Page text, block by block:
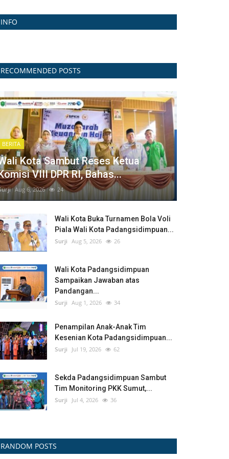
INFO
RECOMMENDED POSTS
BERITA
Kota Sambut Reses Ketua
VIII DPR RI, Bahas...
Aug 6, 2026 24
Wali Kota Buka Turnamen Bola Voli
Piala Wali Kota Padangsidimpuan...
Surji Aug 5, 2026 26
Wali Kota Padangsidimpuan
Sampaikan Jawaban atas
Pandangan...
Surji Aug 1, 2026 34
Penampilan Anak-Anak Tim
Kesenian Kota Padangsidimpuan...
Surji Jul 19, 2026 62
Sekda Padangsidimpuan Sambut
Tim Monitoring PKK Sumut,...
Surji Jul 4, 2026 36
RANDOM POSTS